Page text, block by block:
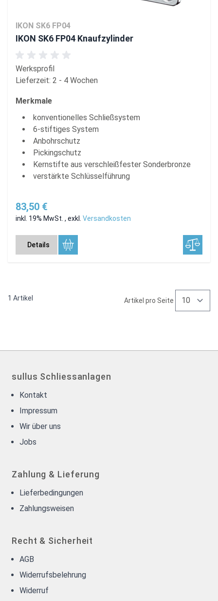
IKON SK6 FP04
IKON SK6 FP04 Knaufzylinder
Werksprofil
Lieferzeit: 2 - 4 Wochen
Merkmale
konventionelles Schließsystem
6-stiftiges System
Anbohrschutz
Pickingschutz
Kernstifte aus verschleißfester Sonderbronze
verstärkte Schlüsselführung
83,50 €
inkl. 19% MwSt. , exkl. Versandkosten
Details
1 Artikel Artikel pro Seite
sullus Schliessanlagen
Kontakt
Impressum
Wir über uns
Jobs
Zahlung & Lieferung
Lieferbedingungen
Zahlungsweisen
Recht & Sicherheit
AGB
Widerrufsbelehrung
Widerruf